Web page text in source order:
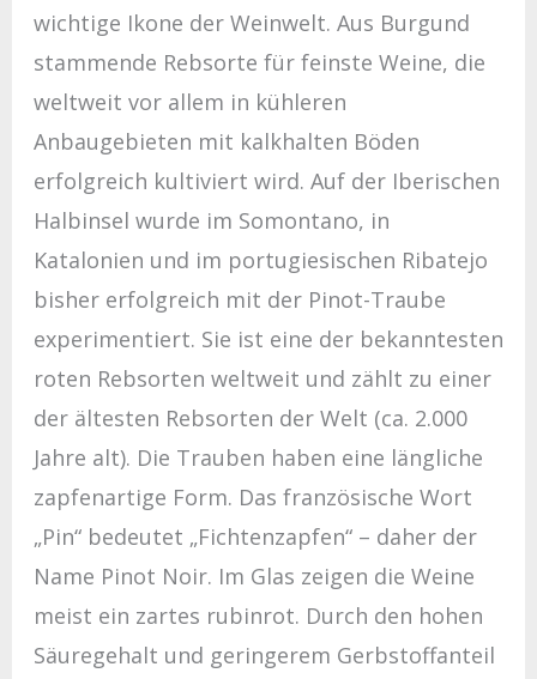
wichtige Ikone der Weinwelt. Aus Burgund
stammende Rebsorte für feinste Weine, die
weltweit vor allem in kühleren
Anbaugebieten mit kalkhalten Böden
erfolgreich kultiviert wird. Auf der Iberischen
Halbinsel wurde im Somontano, in
Katalonien und im portugiesischen Ribatejo
bisher erfolgreich mit der Pinot-Traube
experimentiert. Sie ist eine der bekanntesten
roten Rebsorten weltweit und zählt zu einer
der ältesten Rebsorten der Welt (ca. 2.000
Jahre alt). Die Trauben haben eine längliche
zapfenartige Form. Das französische Wort
„Pin“ bedeutet „Fichtenzapfen“ – daher der
Name Pinot Noir. Im Glas zeigen die Weine
meist ein zartes rubinrot. Durch den hohen
Säuregehalt und geringerem Gerbstoffanteil